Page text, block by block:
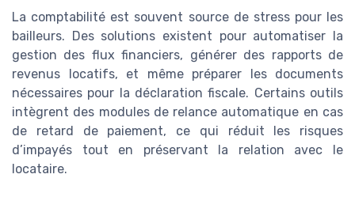
La comptabilité est souvent source de stress pour les
bailleurs. Des solutions existent pour automatiser la
gestion des flux financiers, générer des rapports de
revenus locatifs, et même préparer les documents
nécessaires pour la déclaration fiscale. Certains outils
intègrent des modules de relance automatique en cas
de retard de paiement, ce qui réduit les risques
d’impayés tout en préservant la relation avec le
locataire.